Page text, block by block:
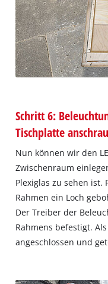
Schritt 6:
Tischplatte
Nun können wir den
Zwischenraum
Plexiglas zu sehen ist.
Rahmen ein Loch
Der Treiber der
Rahmens befestigt.
angeschlossen und